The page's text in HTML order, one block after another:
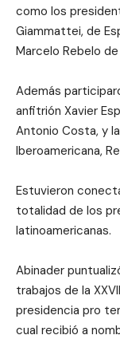
como los
Giammattei, de
Marcelo Rebelo de
Además
anfitrión Xavier
Antonio Costa, y
Iberoamericana,
Estuvieron
totalidad de los
latinoamericanas.
Abinader
trabajos de la
presidencia pro
cual recibió a